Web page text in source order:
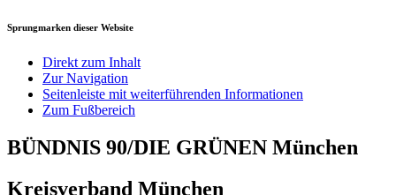
Sprungmarken dieser Website
Direkt zum Inhalt
Zur Navigation
Seitenleiste mit weiterführenden Informationen
Zum Fußbereich
BÜNDNIS 90/DIE GRÜNEN München
Kreisverband München